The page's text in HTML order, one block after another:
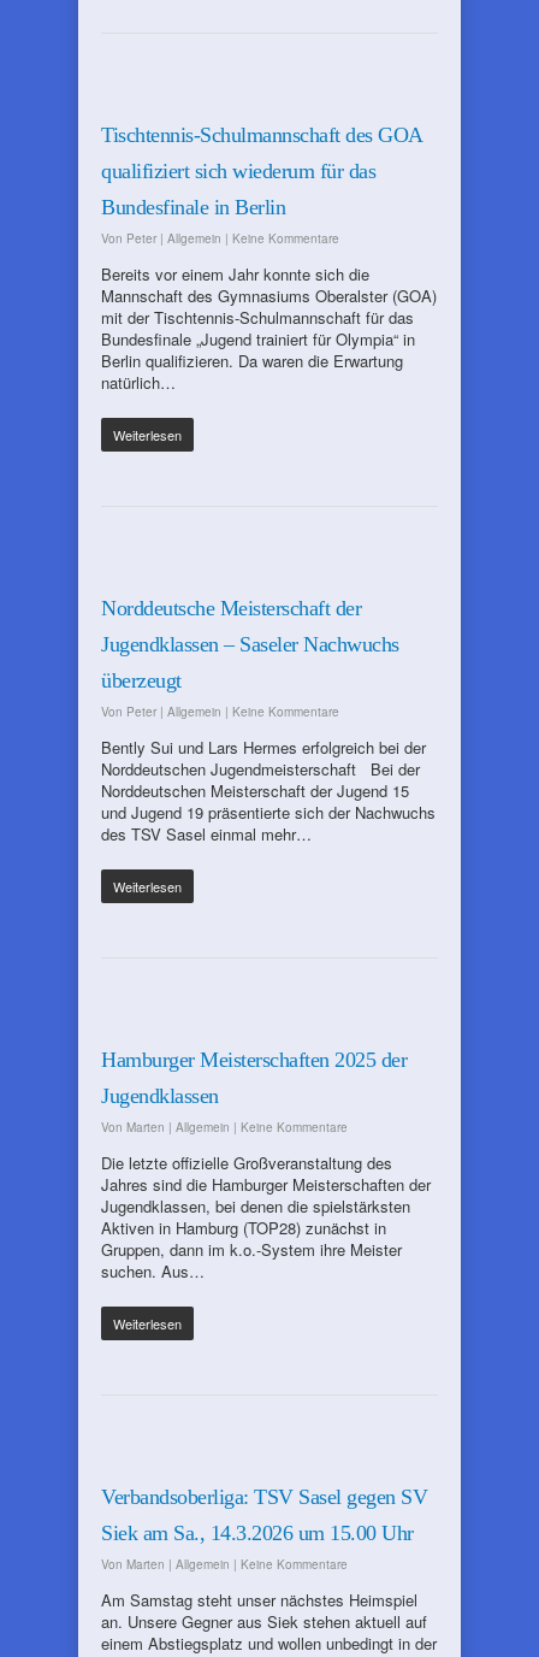
Tischtennis-Schulmannschaft des GOA
qualifiziert sich wiederum für das
Bundesfinale in Berlin
Von Peter | Allgemein | Keine Kommentare
Bereits vor einem Jahr konnte sich die
Mannschaft des Gymnasiums Oberalster (GOA)
mit der Tischtennis-Schulmannschaft für das
Bundesfinale „Jugend trainiert für Olympia“ in
Berlin qualifizieren. Da waren die Erwartung
natürlich…
Weiterlesen
Norddeutsche Meisterschaft der
Jugendklassen – Saseler Nachwuchs
überzeugt
Von Peter | Allgemein | Keine Kommentare
Bently Sui und Lars Hermes erfolgreich bei der
Norddeutschen Jugendmeisterschaft Bei der
Norddeutschen Meisterschaft der Jugend 15
und Jugend 19 präsentierte sich der Nachwuchs
des TSV Sasel einmal mehr…
Weiterlesen
Hamburger Meisterschaften 2025 der
Jugendklassen
Von Marten | Allgemein | Keine Kommentare
Die letzte offizielle Großveranstaltung des
Jahres sind die Hamburger Meisterschaften der
Jugendklassen, bei denen die spielstärksten
Aktiven in Hamburg (TOP28) zunächst in
Gruppen, dann im k.o.-System ihre Meister
suchen. Aus…
Weiterlesen
Verbandsoberliga: TSV Sasel gegen SV
Siek am Sa., 14.3.2026 um 15.00 Uhr
Von Marten | Allgemein | Keine Kommentare
Am Samstag steht unser nächstes Heimspiel
an. Unsere Gegner aus Siek stehen aktuell auf
einem Abstiegsplatz und wollen unbedingt in der